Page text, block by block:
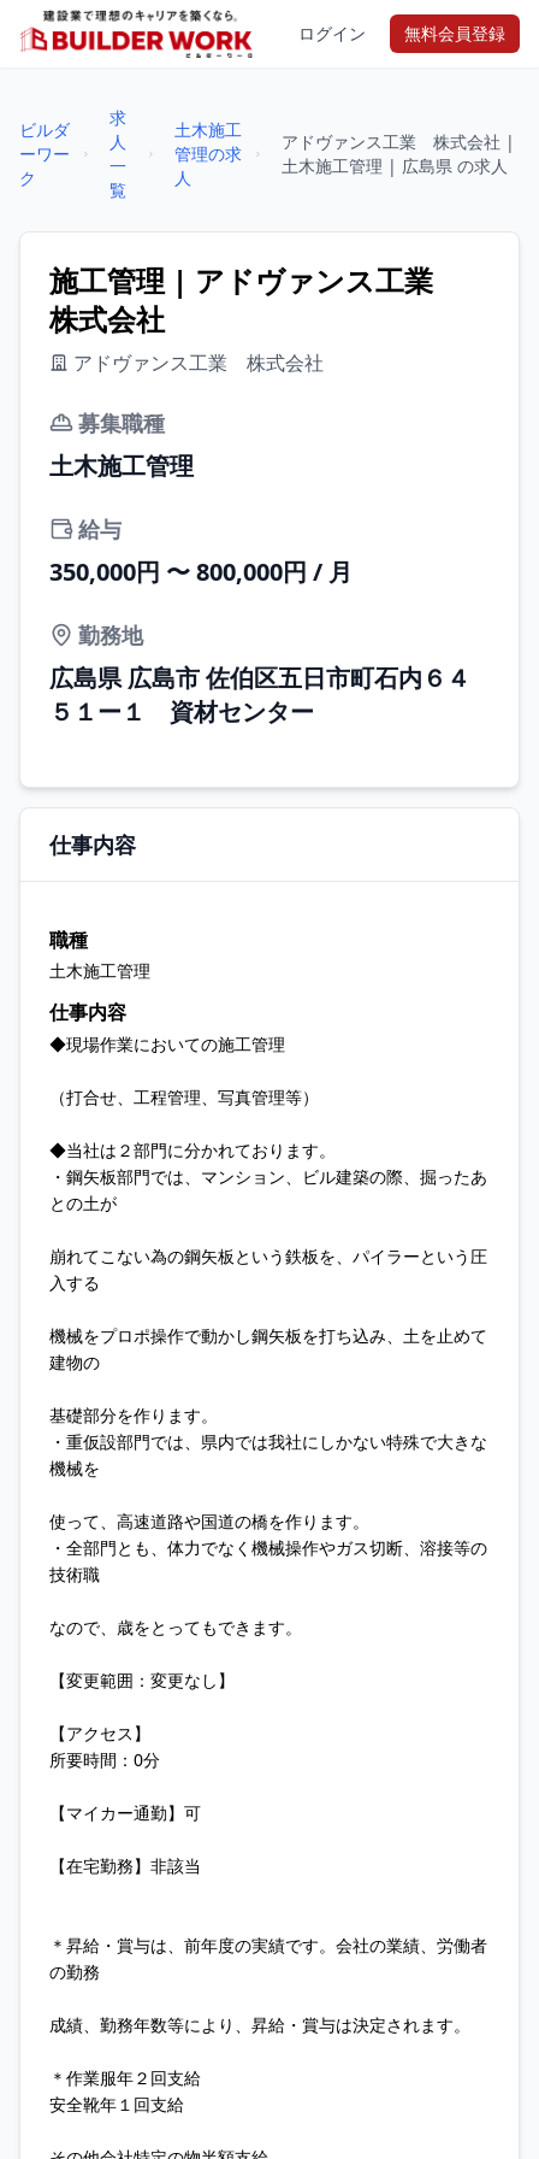
ログイン 無料会員登録
ビルダ
ーワー
ク
求
人
一
覧
土木施工
管理の求
人
アドヴァンス工業 株式会社 |
土木施工管理 | 広島県 の求人
施工管理 | アドヴァンス工業
株式会社
アドヴァンス工業 株式会社
募集職種
土木施工管理
給与
350,000円 〜 800,000円 / 月
勤務地
広島県 広島市 佐伯区五日市町石内６４
５１ー１ 資材センター
仕事内容
職種
土木施工管理
仕事内容
◆現場作業においての施工管理
（打合せ、工程管理、写真管理等）
◆当社は２部門に分かれております。
・鋼矢板部門では、マンション、ビル建築の際、掘ったあ
との土が
崩れてこない為の鋼矢板という鉄板を、パイラーという圧
入する
機械をプロポ操作で動かし鋼矢板を打ち込み、土を止めて
建物の
基礎部分を作ります。
・重仮設部門では、県内では我社にしかない特殊で大きな
機械を
使って、高速道路や国道の橋を作ります。
・全部門とも、体力でなく機械操作やガス切断、溶接等の
技術職
なので、歳をとってもできます。
【変更範囲：変更なし】
【アクセス】
所要時間：0分
【マイカー通勤】可
【在宅勤務】非該当
＊昇給・賞与は、前年度の実績です。会社の業績、労働者
の勤務
成績、勤務年数等により、昇給・賞与は決定されます。
＊作業服年２回支給
安全靴年１回支給